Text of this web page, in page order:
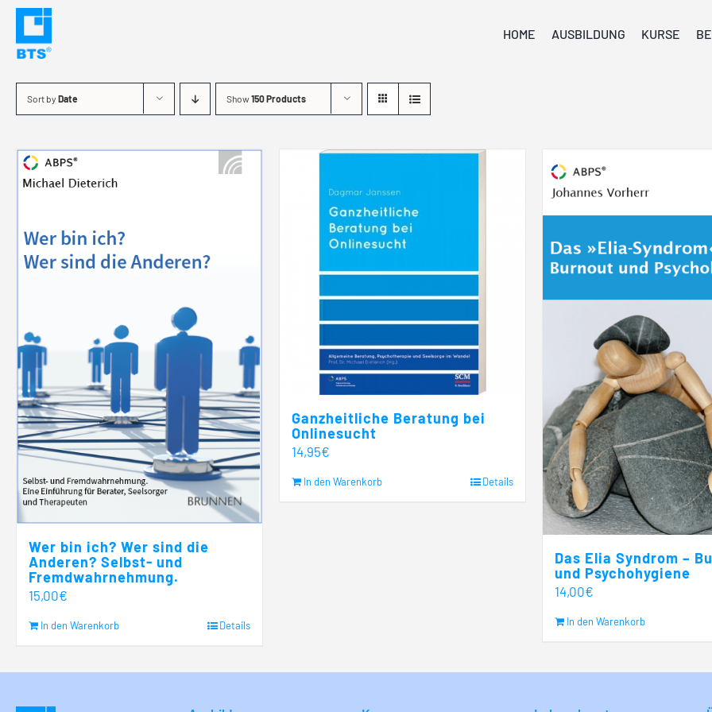
Skip
content
HOME AUSBILDUNG KURSE
Sort by Date Show150 Products
Wer bin ich? Wer sind die
Anderen? Selbst- und
Fremdwahrnehmung.
15,00€
In den Warenkorb Details
Ganzheitliche Beratung bei
Onlinesucht
14,95€
In den Warenkorb Details
Das Elia Syndrom –
und Psychohygiene
14,00€
In den Warenkorb